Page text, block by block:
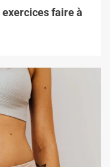
exercices faire à